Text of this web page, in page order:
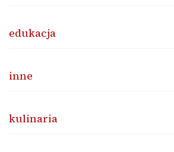
edukacja
inne
kulinaria